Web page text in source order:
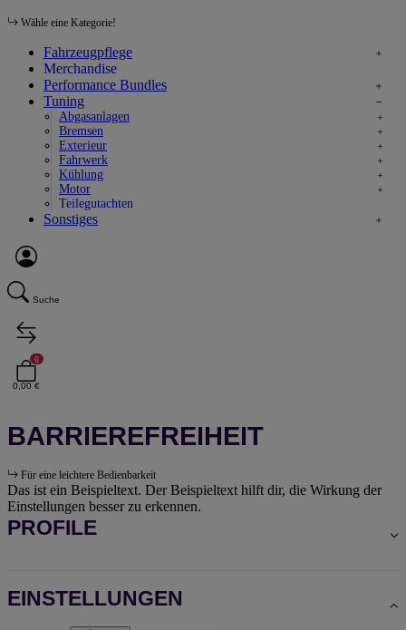
Wähle eine Kategorie!
Fahrzeugpflege
Merchandise
Performance Bundles
Tuning
Abgasanlagen
Bremsen
Exterieur
Fahrwerk
Kühlung
Motor
Teilegutachten
Sonstiges
Suche
0
0,00 €
BARRIEREFREIHEIT
Für eine leichtere Bedienbarkeit
Das ist ein Beispieltext. Der Beispieltext hilft dir, die Wirkung der
Einstellungen besser zu erkennen.
PROFILE
EINSTELLUNGEN